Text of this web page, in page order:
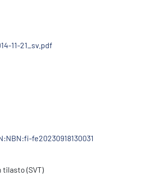
11-21_sv.pdf
fe20230918130031
(SVT)